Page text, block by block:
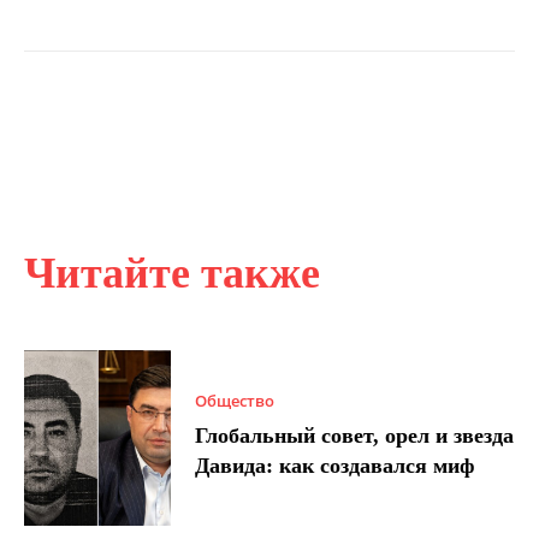
Читайте также
Общество
Глобальный совет, орел и звезда
Давида: как создавался миф